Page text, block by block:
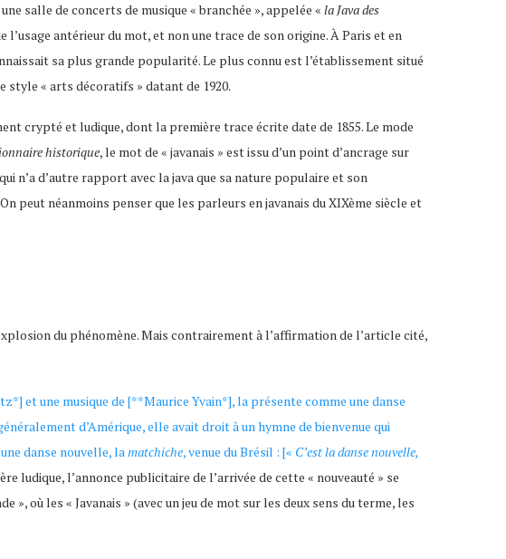
une salle de concerts de musique « branchée », appelée « la Java des
antérieur du mot, et non une trace de son origine. À Paris et en
sa plus grande popularité. Le plus connu est l’établissement situé
style « arts décoratifs » datant de 1920.
crypté et ludique, dont la première trace écrite date de 1855. Le mode
historique, le mot de « javanais » est issu d’un point d’ancrage sur
n’a d’autre rapport avec la java que sa nature populaire et son
peut néanmoins penser que les parleurs en javanais du XIXème siècle et
du phénomène. Mais contrairement à l’affirmation de l’article cité,
et une musique de [**Maurice Yvain*], la présente comme une danse
d’Amérique, elle avait droit à un hymne de bienvenue qui
danse nouvelle, lamatchiche, venue du Brésil : [« C’est la danse nouvelle,
ludique, l’annonce publicitaire de l’arrivée de cette « nouveauté » se
où les « Javanais » (avec un jeu de mot sur les deux sens du terme, les